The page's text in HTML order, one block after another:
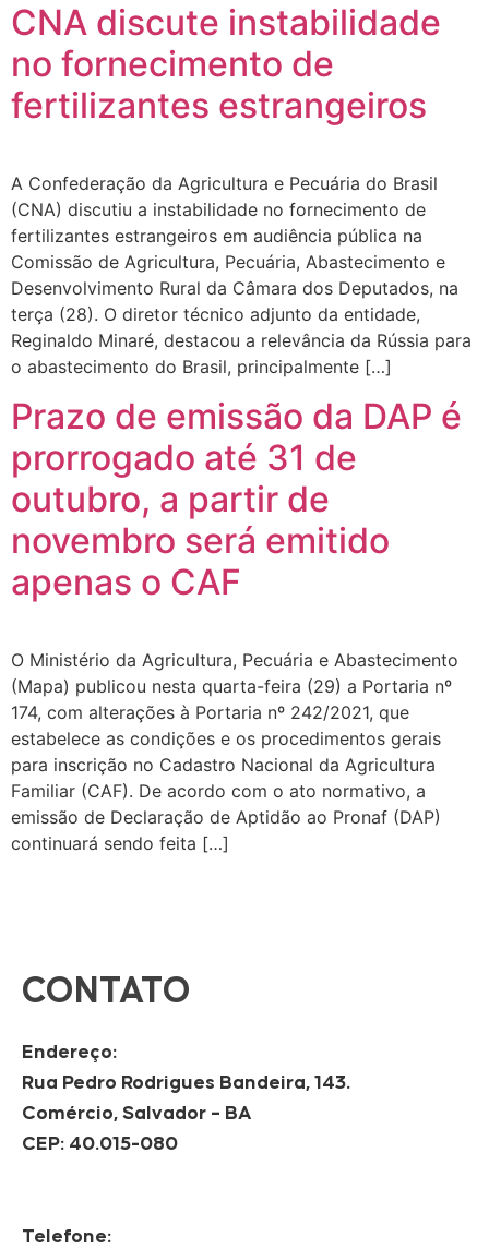
CNA discute instabilidade
no fornecimento de
fertilizantes estrangeiros
A Confederação da Agricultura e Pecuária do Brasil
(CNA) discutiu a instabilidade no fornecimento de
fertilizantes estrangeiros em audiência pública na
Comissão de Agricultura, Pecuária, Abastecimento e
Desenvolvimento Rural da Câmara dos Deputados, na
terça (28). O diretor técnico adjunto da entidade,
Reginaldo Minaré, destacou a relevância da Rússia para
o abastecimento do Brasil, principalmente […]
Prazo de emissão da DAP é
prorrogado até 31 de
outubro, a partir de
novembro será emitido
apenas o CAF
O Ministério da Agricultura, Pecuária e Abastecimento
(Mapa) publicou nesta quarta-feira (29) a Portaria nº
174, com alterações à Portaria nº 242/2021, que
estabelece as condições e os procedimentos gerais
para inscrição no Cadastro Nacional da Agricultura
Familiar (CAF). De acordo com o ato normativo, a
emissão de Declaração de Aptidão ao Pronaf (DAP)
continuará sendo feita […]
CONTATO
Endereço:
Rua Pedro Rodrigues Bandeira, 143.
Comércio, Salvador – BA
CEP: 40.015-080
Telefone: